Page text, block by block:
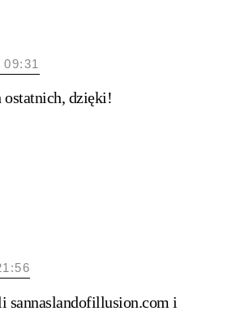
ostatnich, dzięki!
sannaslandofillusion.com i